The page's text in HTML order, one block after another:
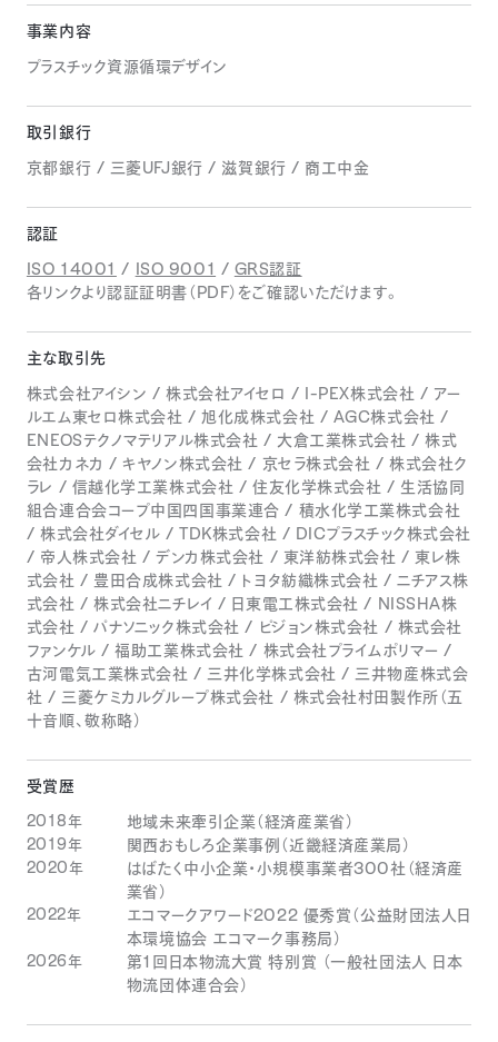
事業内容
プラスチック資源循環デザイン
取引銀行
京都銀行 / 三菱UFJ銀行 / 滋賀銀行 / 商工中金
認証
ISO 14001 / ISO 9001 / GRS認証
各リンクより認証証明書（PDF）をご確認いただけます。
主な取引先
株式会社アイシン / 株式会社アイセロ / I-PEX株式会社 / アー
ルエム東セロ株式会社 / 旭化成株式会社 / AGC株式会社 /
ENEOSテクノマテリアル株式会社 / 大倉工業株式会社 / 株式
会社カネカ / キヤノン株式会社 / 京セラ株式会社 / 株式会社ク
ラレ / 信越化学工業株式会社 / 住友化学株式会社 / 生活協同
組合連合会コープ中国四国事業連合 / 積水化学工業株式会社
/ 株式会社ダイセル / TDK株式会社 / DICプラスチック株式会社
/ 帝人株式会社 / デンカ株式会社 / 東洋紡株式会社 / 東レ株
式会社 / 豊田合成株式会社 / トヨタ紡織株式会社 / ニチアス株
式会社 / 株式会社ニチレイ / 日東電工株式会社 / NISSHA株
式会社 / パナソニック株式会社 / ピジョン株式会社 / 株式会社
ファンケル / 福助工業株式会社 / 株式会社プライムポリマー /
古河電気工業株式会社 / 三井化学株式会社 / 三井物産株式会
社 / 三菱ケミカルグループ株式会社 / 株式会社村田製作所（五
十音順、敬称略）
受賞歴
2018年 地域未来牽引企業（経済産業省）
2019年 関西おもしろ企業事例（近畿経済産業局）
2020年
はばたく中小企業・小規模事業者300社（経済産
業省）
2022年
エコマークアワード2022 優秀賞（公益財団法人日
本環境協会 エコマーク事務局）
2026年
第1回日本物流大賞 特別賞 （一般社団法人 日本
物流団体連合会）